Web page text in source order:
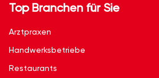
Top Branchen für Sie
Arztpraxen
Handwerksbetriebe
Restaurants